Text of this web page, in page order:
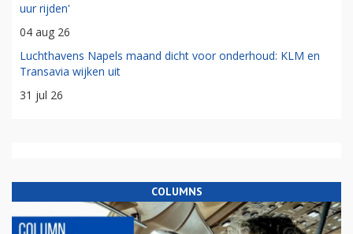
uur rijden'
04 aug 26
Luchthavens Napels maand dicht voor onderhoud: KLM en
Transavia wijken uit
31 jul 26
COLUMNS